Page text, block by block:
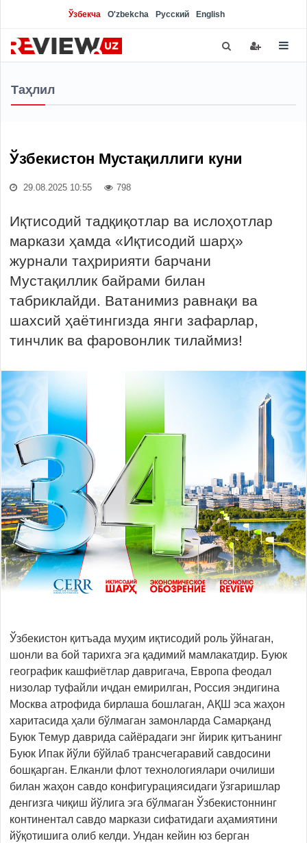
Ўзбекча O'zbekcha Русский English
Таҳлил
Ўзбекистон Мустақиллиги куни
29.08.2025 10:55 798
Иқтисодий тадқиқотлар ва ислоҳотлар
маркази ҳамда «Иқтисодий шарҳ»
журнали таҳририяти барчани
Мустақиллик байрами билан
табриклайди. Ватанимиз равнақи ва
шахсий ҳаётингизда янги зафарлар,
тинчлик ва фаровонлик тилаймиз!
Ўзбекистон қитъада муҳим иқтисодий роль ўйнаган,
шонли ва бой тарихга эга қадимий мамлакатдир. Буюк
географик кашфиётлар давригача, Европа феодал
низолар туфайли ичдан емирилган, Россия эндигина
Москва атрофида бирлаша бошлаган, АҚШ эса жаҳон
харитасида ҳали бўлмаган замонларда Самарқанд
Буюк Темур даврида сайёрадаги энг йирик қитъанинг
Буюк Ипак йўли бўйлаб трансчегаравий савдосини
бошқарган. Елканли флот технологиялари очилиши
билан жаҳон савдо конфигурациясидаги ўзгаришлар
денгизга чиқиш йўлига эга бўлмаган Ўзбекистоннинг
континентал савдо маркази сифатидаги аҳамиятини
йўқотишига олиб келди. Ундан кейин юз берган